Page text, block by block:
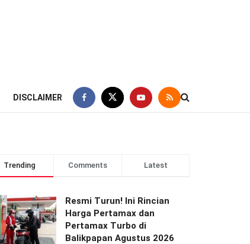
DISCLAIMER
Trending Comments Latest
Resmi Turun! Ini Rincian
Harga Pertamax dan
Pertamax Turbo di
Balikpapan Agustus 2026